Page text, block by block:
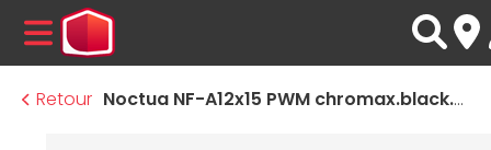
MENU
Retour
Noctua NF-A12x15 PWM chromax.black.swap